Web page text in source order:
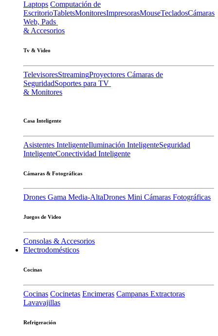
Laptops Computación de
EscritorioTabletsMonitoresImpresorasMouseTecladosCámaras
Web, Pads
& Accesorios
Tv & Video
TelevisoresStreamingProyectores Cámaras de
SeguridadSoportes para TV
& Monitores
Casa Inteligente
Asistentes InteligenteIluminación InteligenteSeguridad
InteligenteConectividad Inteligente
Cámaras & Fotográficas
Drones Gama Media-AltaDrones Mini Cámaras Fotográficas
Juegos de Video
Consolas & Accesorios
Electrodomésticos
Cocinas
Cocinas Cocinetas Encimeras Campanas Extractoras
Lavavajillas
Refrigeración